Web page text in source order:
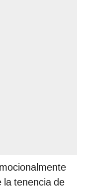
la tenencia de